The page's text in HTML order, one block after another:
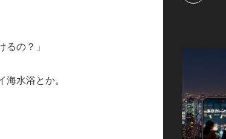
の？」
水浴とか。